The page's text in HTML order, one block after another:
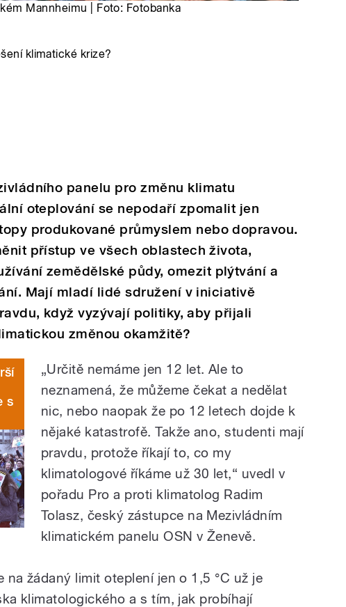
Mannheimu | Foto: Fotobanka
klimatické krize?
panelu pro změnu klimatu
oteplování se nepodaří zpomalit jen
produkované průmyslem nebo dopravou.
přístup ve všech oblastech života,
zemědělské půdy, omezit plýtvání a
Mají mladí lidé sdružení v iniciativě
když vyzývají politiky, aby přijali
změnou okamžitě?
s
„Určitě nemáme jen 12 let. Ale to
neznamená, že můžeme čekat a nedělat
nic, nebo naopak že po 12 letech dojde k
nějaké katastrofě. Takže ano, studenti mají
pravdu, protože říkají to, co my
klimatologové říkáme už 30 let,“ uvedl v
pořadu Pro a proti klimatolog Radim
Tolasz, český zástupce na Mezivládním
klimatickém panelu OSN v Ženevě.
na žádaný limit oteplení jen o 1,5 °C už je
klimatologického a s tím, jak probíhají